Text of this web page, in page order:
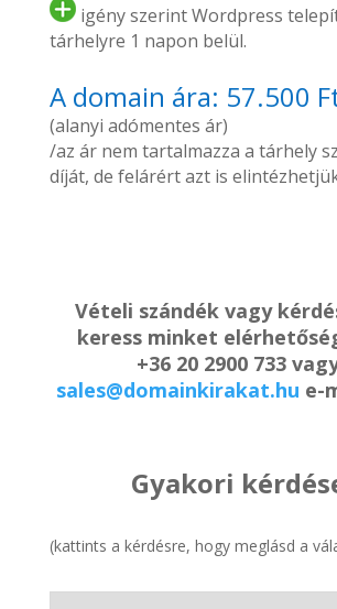
igény szerint Wordpress
tárhelyre 1 napon belül.
A domain ára: 57.500
(alanyi adómentes ár)
/az ár nem tartalmazza a tárhely
díját, de felárért azt is
Vételi szándék vagy
keress minket
+36 20 2900 733
sales@domainkirakat.hu e-
Gyakori
(kattints a kérdésre, hogy meglásd a